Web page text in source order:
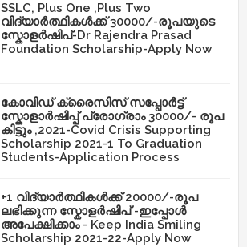
SSLC, Plus One ,Plus Two
വിദ്യാർത്ഥികൾക്ക് 30000/-രൂപയുടെ
സ്കോളർഷിപ്-Dr Rajendra Prasad
Foundation Scholarship-Apply Now
കോവിഡ് ക്രൈസിസ് സപ്പോർട്ട്
സ്കോളാർഷിപ്പ് പ്രോഗ്രാം 30000/- രൂപ
കിട്ടും ,2021-Covid Crisis Supporting
Scholarship 2021-1 To Graduation
Students-Application Process
+1 വിദ്യാർത്ഥികൾക്ക് 20000/-രൂപ
ലഭിക്കുന്ന സ്കോളർഷിപ് -ഇപ്പോൾ
അപേക്ഷിക്കാം - Keep India Smiling
Scholarship 2021-22-Apply Now